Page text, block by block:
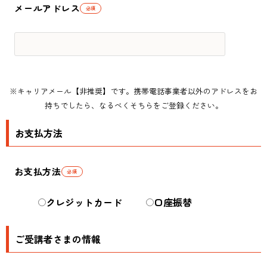
メールアドレス 必須
※キャリアメール【非推奨】です。携帯電話事業者以外のアドレスをお
持ちでしたら、なるべくそちらをご登録ください。
お支払方法
お支払方法 必須
クレジットカード 口座振替
ご受講者さまの情報